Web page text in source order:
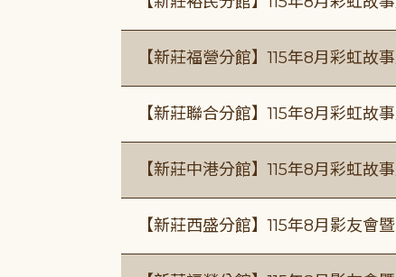
【新莊福營分館】115年8月彩虹故
【新莊聯合分館】115年8月彩虹故
【新莊中港分館】115年8月彩虹故
【新莊西盛分館】115年8月影友會